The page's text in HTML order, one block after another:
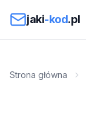
jaki-kod.pl
Strona główna